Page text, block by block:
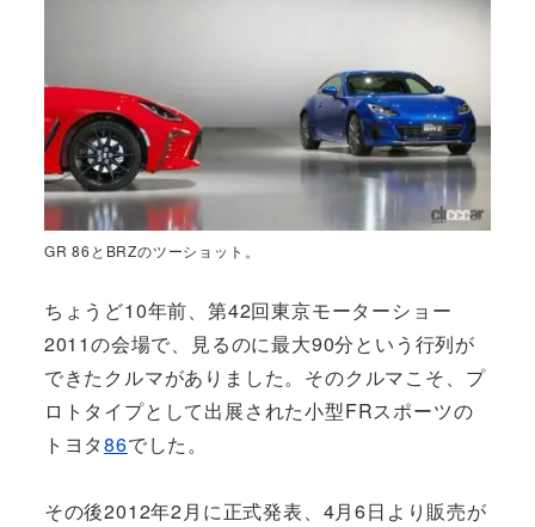
GR 86とBRZのツーショット。
ちょうど10年前、第42回東京モーターショー
2011の会場で、見るのに最大90分という行列が
できたクルマがありました。そのクルマこそ、プ
ロトタイプとして出展された小型FRスポーツの
トヨタ86でした。
その後2012年2月に正式発表、4月6日より販売が